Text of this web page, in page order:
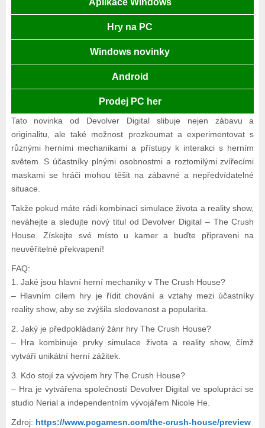
Aplikace Windows
Hry na PC
Windows novinky
Android
Prodej PC her
Tato novinka od Devolver Digital slibuje nejen zábavu a
originalitu, ale také možnost prozkoumat a experimentovat s
různými herními mechanikami a přístupy k interakci s herním
světem. S účastníky plnými osobnostmi a roztomilými zvířecími
maskami se hráči mohou těšit na zábavné a nepředvídatelné
situace.
Takže pokud máte rádi kombinaci simulace života a reality show,
neváhejte a sledujte nový titul od Devolver Digital – The Crush
House. Získejte své místo u kamer a buďte připraveni na
neuvěřitelné překvapení!
FAQ:
1. Jaké jsou hlavní herní mechaniky v The Crush House?
– Hlavním cílem hry je řídit chování a vztahy mezi účastníky
reality show, aby se zvýšila sledovanost a popularita.
2. Jaký je předpokládaný žánr hry The Crush House?
– Hra kombinuje prvky simulace života a reality show, čímž
vytváří unikátní herní zážitek.
3. Kdo stojí za vývojem hry The Crush House?
– Hra je vytvářena společností Devolver Digital ve spolupráci se
studio Nerial a independentním vývojářem Nicole He.
Zdroj: https://www.pcgamesn.com/the-crush-house/preview